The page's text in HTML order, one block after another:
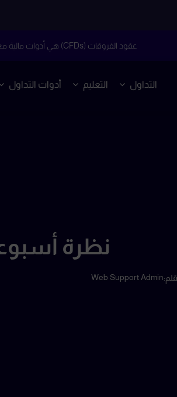
عقود الفروقات (CFDs) هي أدوات مالية معقدة وتنطوي على مخاطر عالية للتعرض لخسائر سريعة بسبب الرافعة المالية.
التداول التعليم أدوات التداول
نظرة
Web Support Admin